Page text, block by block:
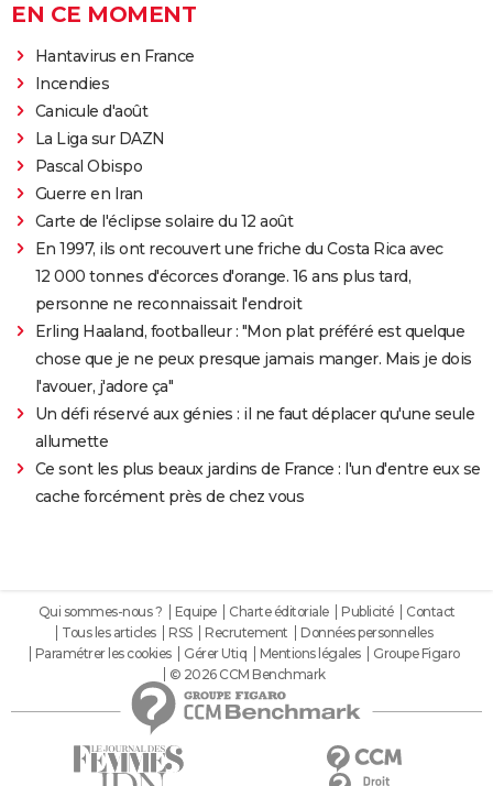
EN CE MOMENT
Hantavirus en France
Incendies
Canicule d'août
La Liga sur DAZN
Pascal Obispo
Guerre en Iran
Carte de l'éclipse solaire du 12 août
En 1997, ils ont recouvert une friche du Costa Rica avec
12 000 tonnes d'écorces d'orange. 16 ans plus tard,
personne ne reconnaissait l'endroit
Erling Haaland, footballeur : "Mon plat préféré est quelque
chose que je ne peux presque jamais manger. Mais je dois
l'avouer, j'adore ça"
Un défi réservé aux génies : il ne faut déplacer qu'une seule
allumette
Ce sont les plus beaux jardins de France : l'un d'entre eux se
cache forcément près de chez vous
Qui sommes-nous ? Equipe Charte éditoriale Publicité
Contact
Tous les articles
RSS Recrutement
Données personnelles
Paramétrer les cookies
Gérer Utiq Mentions légales
Groupe Figaro
© 2026 CCM Benchmark